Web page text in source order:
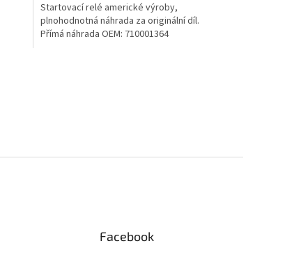
Startovací relé americké výroby,
plnohodnotná náhrada za originální díl.
Přímá náhrada OEM: 710001364
Facebook